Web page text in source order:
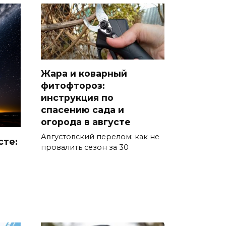
Сотрудники ДПС помогли
женщине с ребенком на
трассе М-4 «Дон»
07 августа 2026 14:33
В Батайске в заброшенном
здании произошло короткое
замыкание
07 августа 2026 14:30
Учиться, чтобы работать
Жара и коварный
фитофтороз:
инструкция по
спасению сада и
огорода в августе
Августовский перелом: как не
провалить сезон за 30